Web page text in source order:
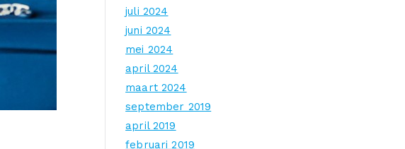
juli 2024
juni 2024
mei 2024
april 2024
maart 2024
september 2019
april 2019
februari 2019